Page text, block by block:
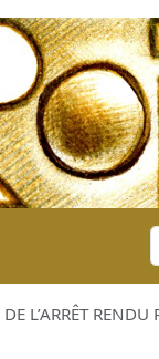
L’ARRÊT